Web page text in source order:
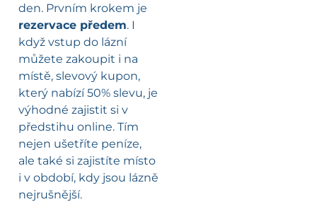
den. Prvním krokem je
rezervace předem. I
když vstup do lázní
můžete zakoupit i na
místě, slevový kupon,
který nabízí 50% slevu, je
výhodné zajistit si v
předstihu online. Tím
nejen ušetříte peníze,
ale také si zajistíte místo
i v období, kdy jsou lázně
nejrušnější.